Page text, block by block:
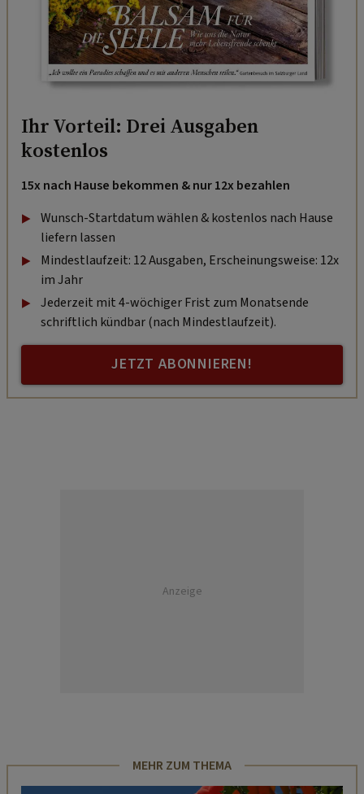
Ihr Vorteil: Drei Ausgaben
kostenlos
15x nach Hause bekommen & nur 12x bezahlen
Wunsch-Startdatum wählen & kostenlos nach Hause
liefern lassen
Mindestlaufzeit: 12 Ausgaben, Erscheinungsweise: 12x
im Jahr
Jederzeit mit 4-wöchiger Frist zum Monatsende
schriftlich kündbar (nach Mindestlaufzeit).
JETZT ABONNIEREN!
Anzeige
MEHR ZUM THEMA